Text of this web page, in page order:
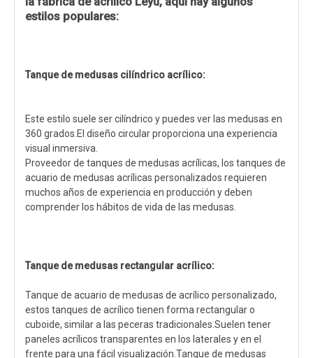
estilos populares:
Tanque de medusas cilíndrico acrílico:
Este estilo suele ser cilíndrico y puedes ver las medusas en
360 grados.El diseño circular proporciona una experiencia
visual inmersiva.
Proveedor de tanques de medusas acrílicas, los tanques de
acuario de medusas acrílicas personalizados requieren
muchos años de experiencia en producción y deben
comprender los hábitos de vida de las medusas.
Tanque de medusas rectangular acrílico:
Tanque de acuario de medusas de acrílico personalizado,
estos tanques de acrílico tienen forma rectangular o
cuboide, similar a las peceras tradicionales.Suelen tener
paneles acrílicos transparentes en los laterales y en el
frente para una fácil visualización.Tanque de medusas